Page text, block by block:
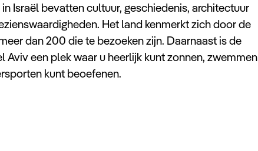
Israël bevatten cultuur, geschiedenis, architectuur
Het land kenmerkt zich door de
dan 200 die te bezoeken zijn. Daarnaast is de
Aviv een plek waar u heerlijk kunt zonnen, zwemmen
kunt beoefenen.